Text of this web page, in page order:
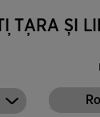
Replică
27
ȚARA ȘI